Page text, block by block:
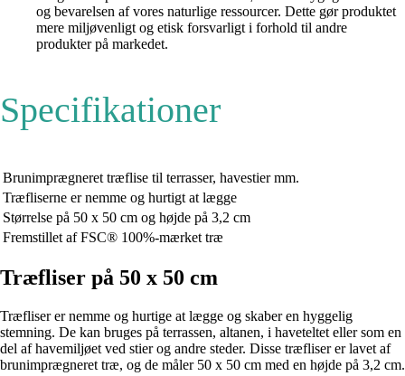
og bevarelsen af vores naturlige ressourcer. Dette gør produktet
mere miljøvenligt og etisk forsvarligt i forhold til andre
produkter på markedet.
Specifikationer
Brunimprægneret træflise til terrasser, havestier mm.
Træfliserne er nemme og hurtigt at lægge
Størrelse på 50 x 50 cm og højde på 3,2 cm
Fremstillet af FSC® 100%-mærket træ
Træfliser på 50 x 50 cm
Træfliser er nemme og hurtige at lægge og skaber en hyggelig
stemning. De kan bruges på terrassen, altanen, i haveteltet eller som en
del af havemiljøet ved stier og andre steder. Disse træfliser er lavet af
brunimprægneret træ, og de måler 50 x 50 cm med en højde på 3,2 cm.